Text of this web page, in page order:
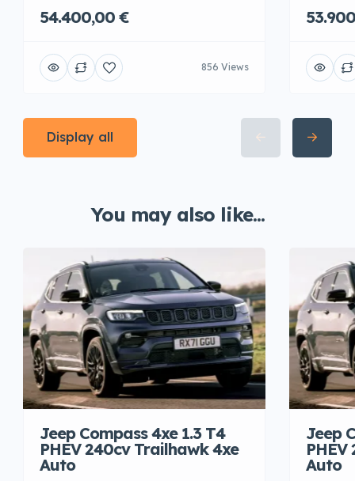
54.400,00 €
856 Views
Display all
You may also like...
Jeep Compass 4xe 1.3 T4
PHEV 240cv Trailhawk 4xe
Auto
Jeep
Auto